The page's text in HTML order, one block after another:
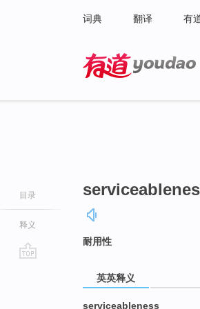
词典 翻译 有
目录
释义
耐用性
英英释义
serviceableness